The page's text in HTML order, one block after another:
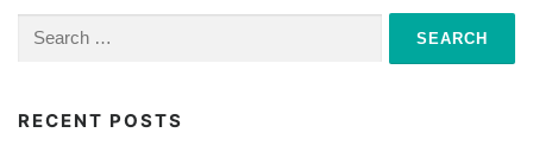
for:
RECENT POSTS